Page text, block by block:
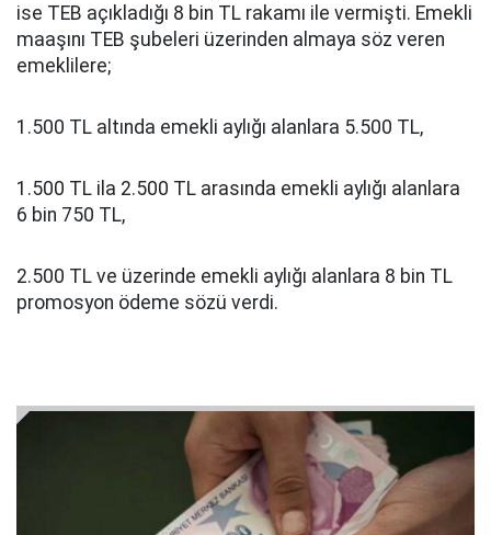
ise TEB açıkladığı 8 bin TL rakamı ile vermişti. Emekli
maaşını TEB şubeleri üzerinden almaya söz veren
emeklilere;
1.500 TL altında emekli aylığı alanlara 5.500 TL,
1.500 TL ila 2.500 TL arasında emekli aylığı alanlara
6 bin 750 TL,
2.500 TL ve üzerinde emekli aylığı alanlara 8 bin TL
promosyon ödeme sözü verdi.